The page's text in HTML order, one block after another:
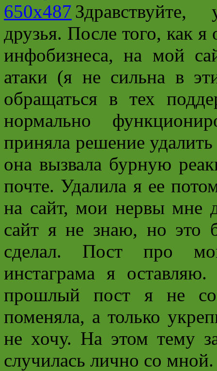
друзья. После того, как я
инфобизнеса, на мой
атаки (я не сильна в
обращаться в тех
нормально
приняла решение
она вызвала бурную
почте. Удалила я ее
на сайт, мои нервы мне
сайт я не знаю, но это
сделал. Пост про
инстаграма я
прошлый пост я не
поменяла, а только
не хочу. На этом тему
случилась лично со мной.